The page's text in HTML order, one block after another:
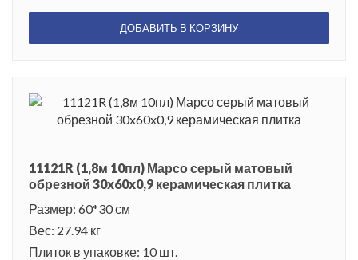
ДОБАВИТЬ В КОРЗИНУ
11121R (1,8м 10пл) Марсо серый матовый
обрезной 30x60x0,9 керамическая плитка
Размер: 60*30 см
Вес: 27.94 кг
Плиток в упаковке: 10 шт.